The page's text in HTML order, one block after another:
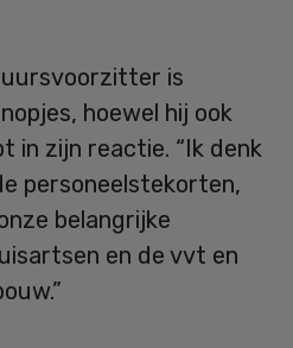
is
hoewel hij ook
in zijn reactie. “Ik denk
personeelstekorten,
belangrijke
en de vvt en